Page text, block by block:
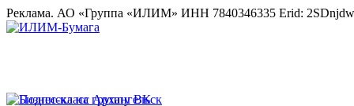
Реклама. АО «Группа «ИЛИМ» ИНН 7840346335 Erid: